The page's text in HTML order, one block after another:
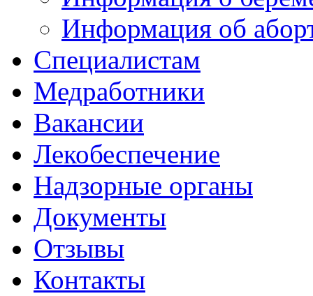
Информация об
Специалистам
Медработники
Вакансии
Лекобеспечение
Надзорные органы
Документы
Отзывы
Контакты